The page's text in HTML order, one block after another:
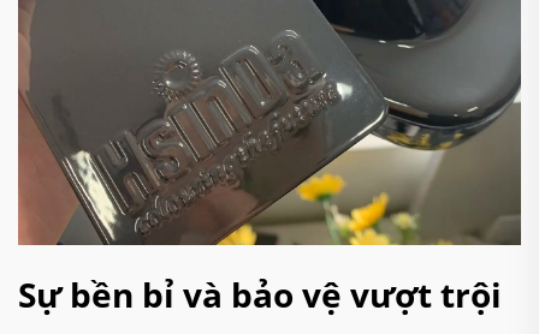
Sự bền bỉ và bảo vệ vượt trội